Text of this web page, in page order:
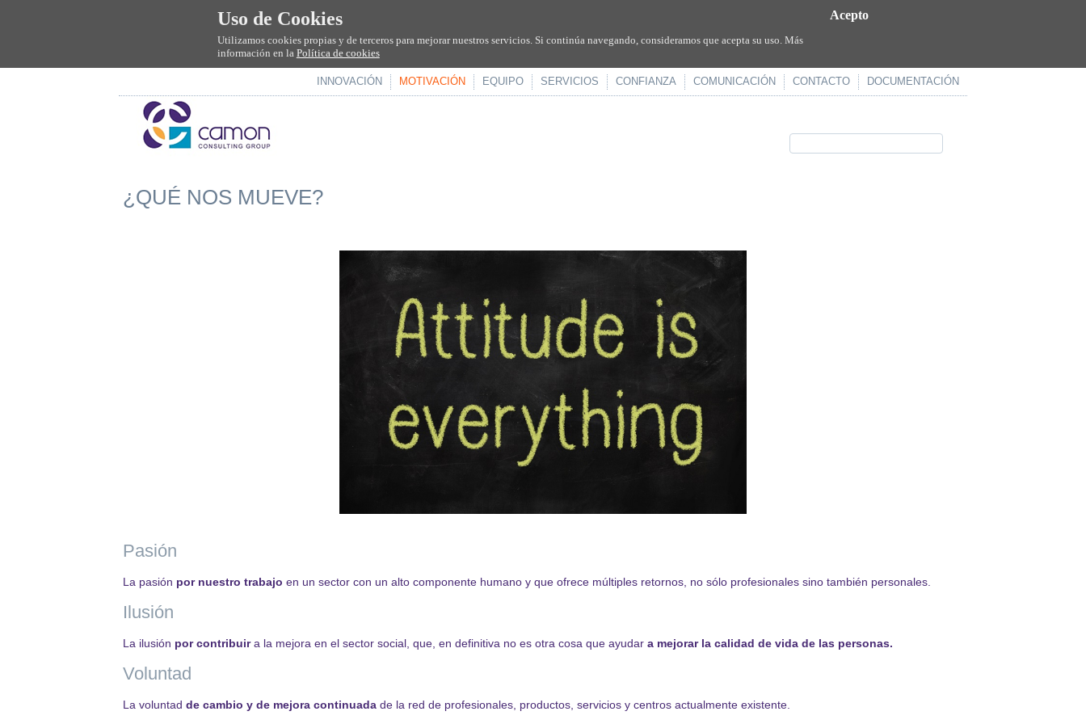
Uso de Cookies
Utilizamos cookies propias y de terceros para mejorar nuestros servicios. Si continúa navegando, consideramos que acepta su uso. Más
información en la Política de cookies
Acepto
INNOVACIÓN MOTIVACIÓN EQUIPO SERVICIOS CONFIANZA COMUNICACIÓN CONTACTO DOCUMENTACIÓN
¿QUÉ NOS MUEVE?
Pasión
La pasión por nuestro trabajo en un sector con un alto componente humano y que ofrece múltiples retornos, no sólo profesionales sino también personales.
Ilusión
La ilusión por contribuira la mejora en el sector social, que, en definitiva no es otra cosa que ayudar a mejorar la calidad de vida de las personas.
Voluntad
La voluntad de cambio y de mejora continuada de la red de profesionales, productos, servicios y centros actualmente existente.